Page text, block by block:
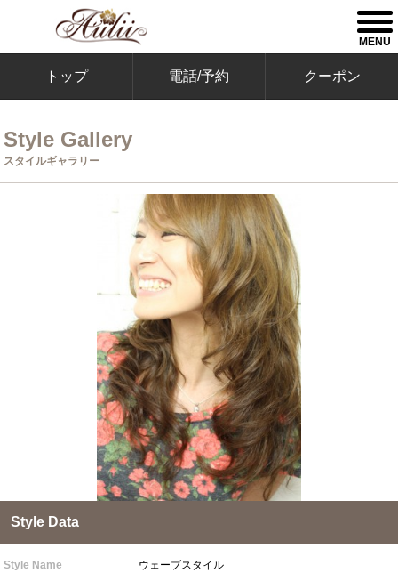
MENU
トップ 電話/予約 クーポン
Style Gallery
スタイルギャラリー
Style Data
Style Name ウェーブスタイル